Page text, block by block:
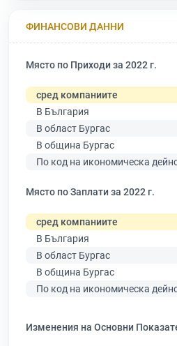
ФИНАНСОВИ ДАННИ
Място по Приходи за 2022 г.
сред компаниите
В България
В област Бургас
В община Бургас
По код на икономическа
Място по Заплати за 2022 г.
сред компаниите
В България
В област Бургас
В община Бургас
По код на икономическа
Изменения на Основни